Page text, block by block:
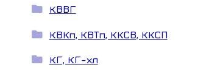
КВВГ
КВКп, КВТп, ККСВ, ККСП
КГ, КГ-хл